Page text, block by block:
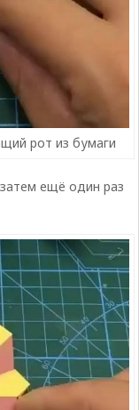
рот из бумаги
ещё один раз